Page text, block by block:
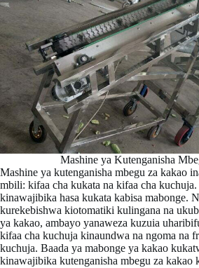
Mashine ya Kutenganisha
Mashine ya kutenganisha mbegu za kakao
mbili: kifaa cha kukata na kifaa cha
kinawajibika hasa kukata kabisa mabonge.
kurekebishwa kiotomatiki kulingana na
ya kakao, ambayo yanaweza kuzuia
kifaa cha kuchuja kinaundwa na ngoma na
kuchuja. Baada ya mabonge ya kakao
kinawajibika kutenganisha mbegu za kakao